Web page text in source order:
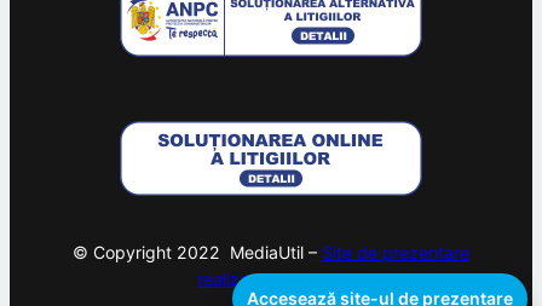
Accesează site-ul de prezentare
© Copyright 2022 MediaUtil – Site de prezentare
realizat dewebam